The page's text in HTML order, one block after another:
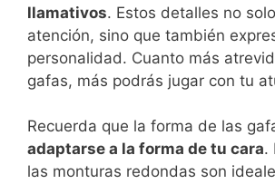
llamativos. Estos detalles no
atención, sino que también
personalidad. Cuanto más
gafas, más podrás jugar con tu
Recuerda que la forma de las
adaptarse a la forma de tu cara.
las monturas redondas son